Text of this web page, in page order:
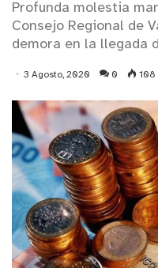
Profunda molestia
Consejo Regional de
demora en la llegada
3 Agosto, 2020 0 108